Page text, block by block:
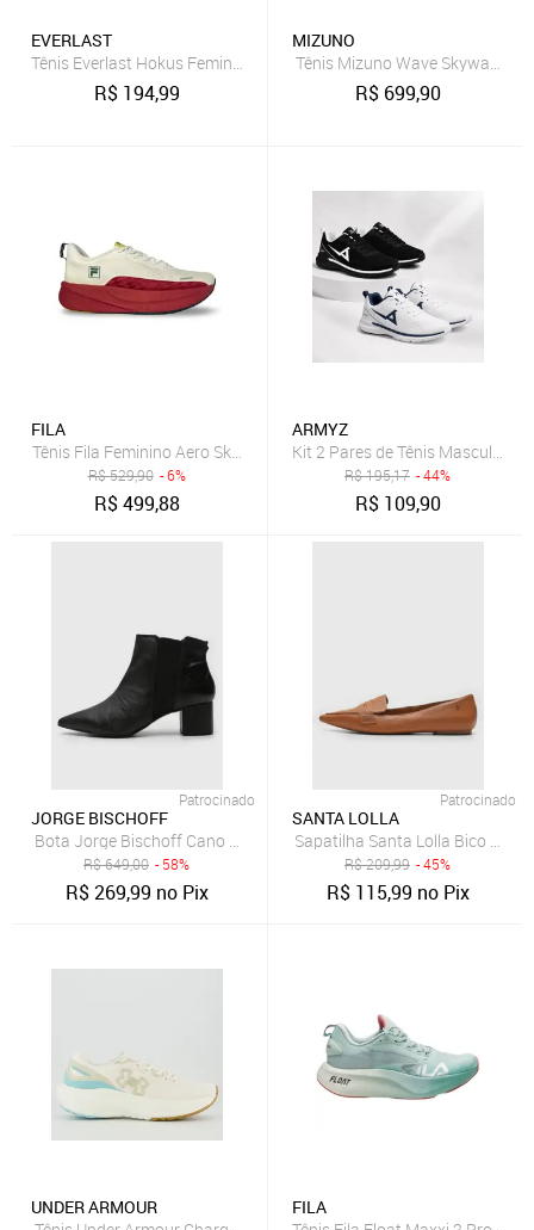
EVERLAST
Tênis Everlast Hokus Feminino Laranja
R$ 194,99
MIZUNO
Tênis Mizuno Wave Skyway
R$ 699,90
FILA
Tênis Fila Feminino Aero Skyfoam Corrida Off-white
R$529,90 - 6%
R$499,88
ARMYZ
Kit 2 Pares de Tênis Masculino
R$195,17 - 44%
R$ 109,90
Patrocinado
JORGE BISCHOFF
Bota Jorge Bischoff Cano Baixo Texturizada Preta
R$649,00 - 58%
R$269,99 no Pix
Patrocinado
SANTA LOLLA
Sapatilha Santa Lolla Bico Fino
R$209,99 - 45%
R$ 115,99 no Pix
UNDER ARMOUR
FILA